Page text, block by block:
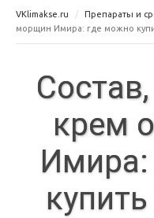
VKlimakse.ru Препараты и
морщин Имира: где можно
крем